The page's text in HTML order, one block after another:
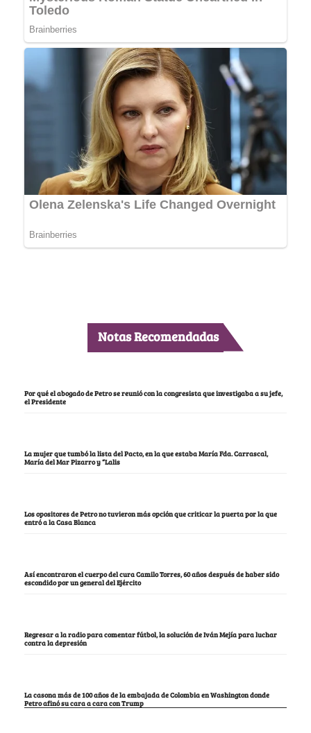
Notas Recomendadas
Por qué el abogado de Petro se reunió con la congresista que investigaba a su jefe,
el Presidente
La mujer que tumbó la lista del Pacto, en la que estaba María Fda. Carrascal,
María del Mar Pizarro y “Lalis
Los opositores de Petro no tuvieron más opción que criticar la puerta por la que
entró a la Casa Blanca
Así encontraron el cuerpo del cura Camilo Torres, 60 años después de haber sido
escondido por un general del Ejército
Regresar a la radio para comentar fútbol, la solución de Iván Mejía para luchar
contra la depresión
La casona más de 100 años de la embajada de Colombia en Washington donde
Petro afinó su cara a cara con Trump